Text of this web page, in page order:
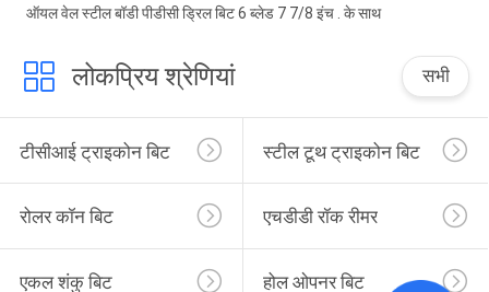
ऑयल वेल स्टील बॉडी पीडीसी ड्रिल बिट 6 ब्लेड 7 7/8 इंच . के साथ
लोकप्रिय श्रेणियां सभी
टीसीआई ट्राइकोन बिट स्टील टूथ ट्राइकोन बिट
रोलर कॉन बिट एचडीडी रॉक रीमर
एकल शंकु बिट होल ओपनर बिट